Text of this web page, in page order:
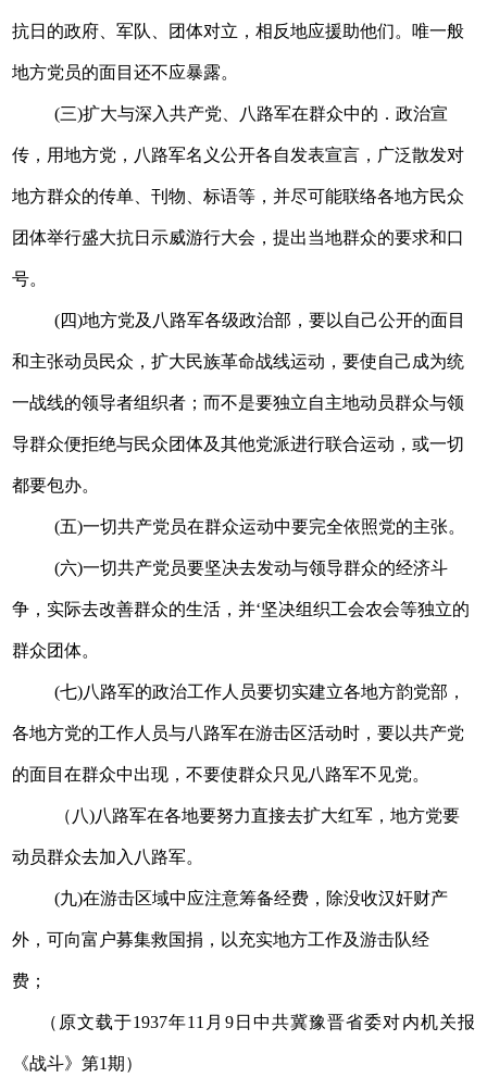
抗日的政府、军队、团体对立，相反地应援助他们。唯一般
地方党员的面目还不应暴露。
(三)扩大与深入共产党、八路军在群众中的．政治宣
传，用地方党，八路军名义公开各自发表宣言，广泛散发对
地方群众的传单、刊物、标语等，并尽可能联络各地方民众
团体举行盛大抗日示威游行大会，提出当地群众的要求和口
号。
(四)地方党及八路军各级政治部，要以自己公开的面目
和主张动员民众，扩大民族革命战线运动，要使自己成为统
一战线的领导者组织者；而不是要独立自主地动员群众与领
导群众便拒绝与民众团体及其他党派进行联合运动，或一切
都要包办。
(五)一切共产党员在群众运动中要完全依照党的主张。
(六)一切共产党员要坚决去发动与领导群众的经济斗
争，实际去改善群众的生活，并‘坚决组织工会农会等独立的
群众团体。
(七)八路军的政治工作人员要切实建立各地方韵党部，
各地方党的工作人员与八路军在游击区活动时，要以共产党
的面目在群众中出现，不要使群众只见八路军不见党。
（八)八路军在各地要努力直接去扩大红军，地方党要
动员群众去加入八路军。
(九)在游击区域中应注意筹备经费，除没收汉奸财产
外，可向富户募集救国捐，以充实地方工作及游击队经
费；
（原文载于1937年11月9日中共冀豫晋省委对内机关报
《战斗》第1期）